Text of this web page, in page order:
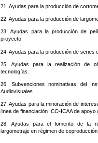
21. Ayudas para la producción de
22. Ayudas para la producción de
23. Ayudas para la producción de
proyecto.
24. Ayudas para la producción de series
25. Ayudas para la realización de
tecnologías.
26. Subvenciones nominativas del
Audiovisuales.
27. Ayudas para la minoración de
línea de financiación ICO-ICAA de
28. Ayudas para el fomento de la
largometraje en régimen de coproducción